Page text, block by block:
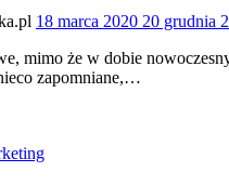
Posted
18 marca 2020 20 grudnia
mimo że w dobie
zapomniane,…